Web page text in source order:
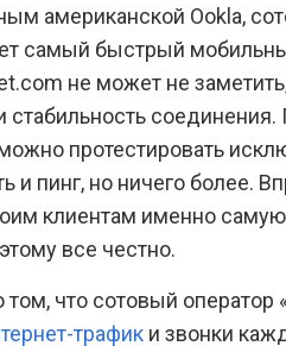
американской Ookla,
самый быстрый
не может не
стабильность соединения.
протестировать
и пинг, но ничего более.
клиентам именно
все честно.
том, что сотовый оператор
трафик и звонки